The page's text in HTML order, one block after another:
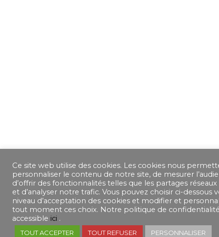
Ce site web utilise des cookies. Les cookies nous
personnaliser le contenu de notre site, de mesurer
d’offrir des fonctionnalités telles que les partages réseaux
et d’analyser notre trafic. Vous pouvez choisir ci-dessous
niveau d’acceptation des cookies et modifier et
tout moment ces choix. Notre politique de
accessible ici .
TOUT ACCEPTER TOUT REFUSER PERSONNALISER